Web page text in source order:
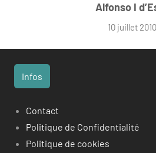
Alfonso I
10 juillet 2010
Infos
Contact
Politique de Confidentialité
Politique de cookies